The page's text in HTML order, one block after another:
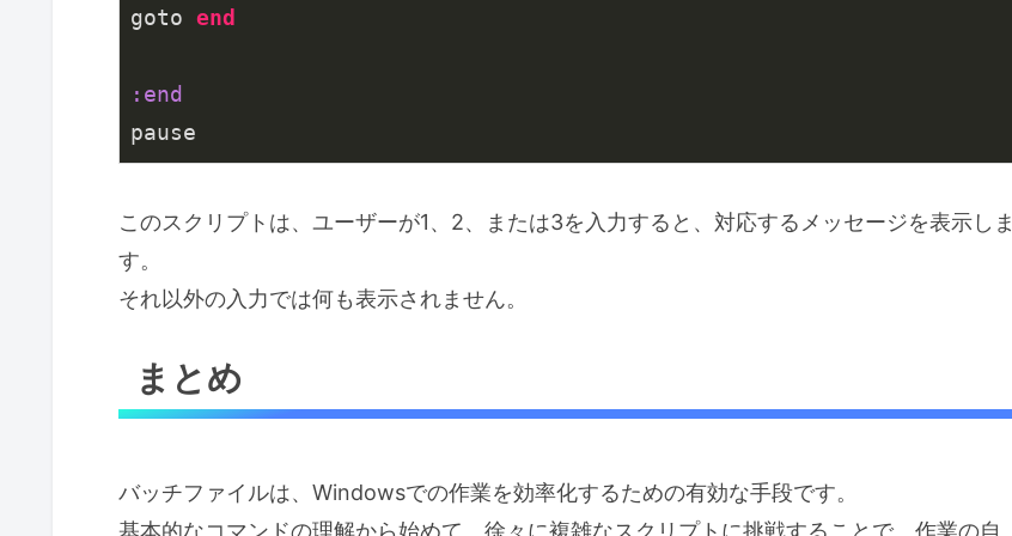
goto end
:end
pause
このスクリプトは、ユーザーが1、2、または3を入力すると、対応するメッセージを表示しま
す。
それ以外の入力では何も表示されません。
まとめ
バッチファイルは、Windowsでの作業を効率化するための有効な手段です。
基本的なコマンドの理解から始めて、徐々に複雑なスクリプトに挑戦することで、作業の自